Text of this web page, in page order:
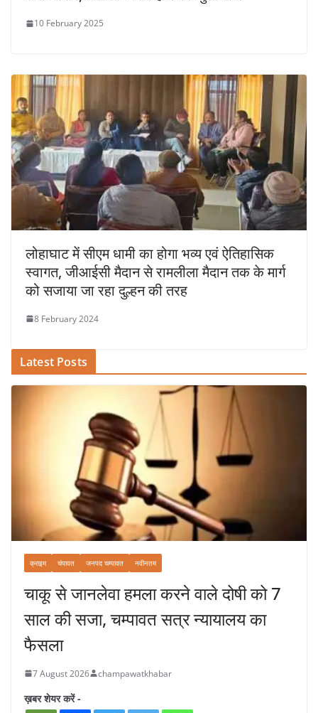
10 February 2025
लोहाघाट में सीएम धामी का होगा भव्य एवं ऐतिहासिक
स्वागत, जीआईसी मैदान से रामलीला मैदान तक के मार्ग
को सजाया जा रहा दुल्हन की तरह
8 February 2024
Latest Posts
क्राइम चंपावत जनपद चम्पावत नवीनतम
चाकू से जानलेवा हमला करने वाले दोषी को 7
साल की सजा, चम्पावत सत्र न्यायालय का
फैसला
7 August 2026 champawatkhabar
ख़बर शेयर करें -